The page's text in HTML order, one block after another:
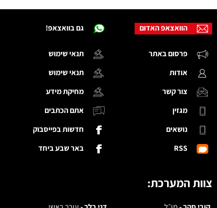
גם בוואצאפ!
תנאי שימוש
תנאי שימוש
מחיקת מידע
אתם הכתבים
חדשות בפייסבוק
באר שבע ביחד
הוואצאפ האדום
פרסום באתר
אודות
צור קשר
מגזין
נושאים
RSS
צוות המערכת: